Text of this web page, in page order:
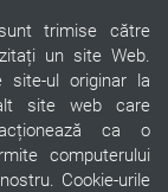
trimise către
un site Web.
site-ul originar la
site web care
ca o
computerului
Cookie-urile